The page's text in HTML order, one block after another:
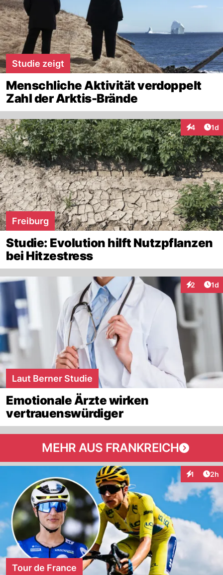
Studie zeigt
Menschliche Aktivität verdoppelt
Zahl der Arktis-Brände
4 1d
Freiburg
Studie: Evolution hilft Nutzpflanzen
bei Hitzestress
2 1d
Laut Berner Studie
Emotionale Ärzte wirken
vertrauenswürdiger
MEHR AUS FRANKREICH
1 2h
Tour de France